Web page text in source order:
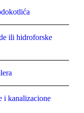
ili hidroforske
i kanalizacione